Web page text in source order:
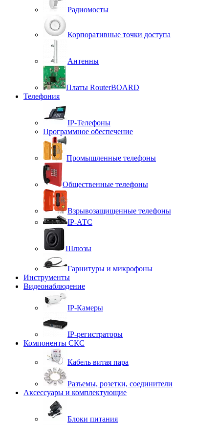
Радиомосты
Корпоративные точки доступа
Антенны
Платы RouterBOARD
Телефония
IP-Телефоны
Программное обеспечение
Промышленные телефоны
Общественные телефоны
Взрывозащищенные телефоны
IP-АТС
Шлюзы
Гарнитуры и микрофоны
Инструменты
Видеонаблюдение
IP-Камеры
IP-регистраторы
Компоненты СКС
Кабель витая пара
Разъемы, розетки, соединители
Аксессуары и комплектующие
Блоки питания